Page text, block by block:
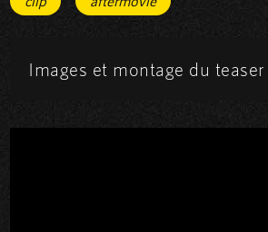
Images et montage du teaser